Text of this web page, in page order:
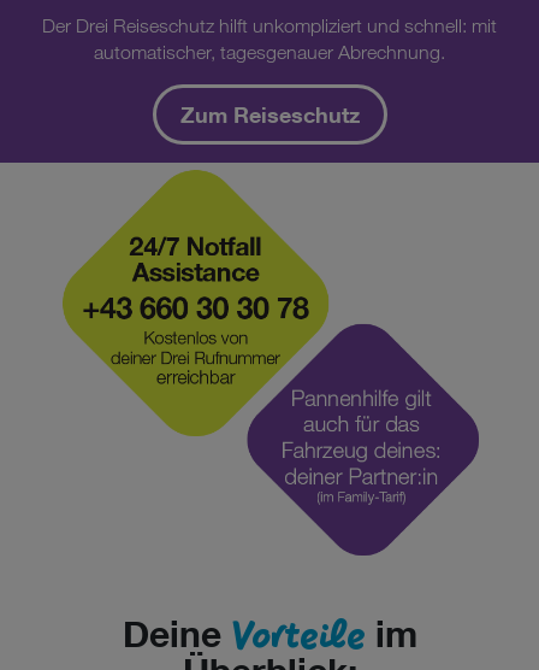
Der Drei Reiseschutz hilft unkompliziert und schnell: mit
automatischer, tagesgenauer Abrechnung.
Zum Reiseschutz
Deine Vorteile im